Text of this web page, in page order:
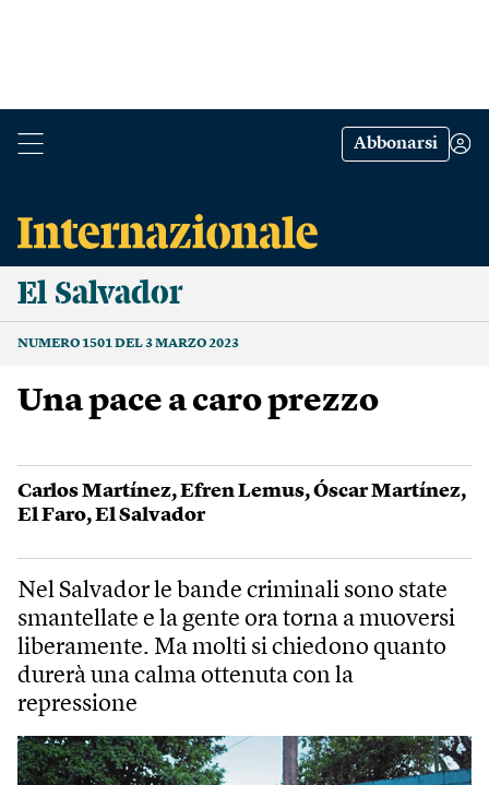
Abbonarsi
El Salvador
NUMERO 1501 DEL 3 MARZO 2023
Una pace a caro prezzo
Carlos Martínez,Efren Lemus,Óscar Martínez,
El Faro,El Salvador
Nel Salvador le bande criminali sono state
smantellate e la gente ora torna a muoversi
liberamente. Ma molti si chiedono quanto
durerà una calma ottenuta con la
repressione